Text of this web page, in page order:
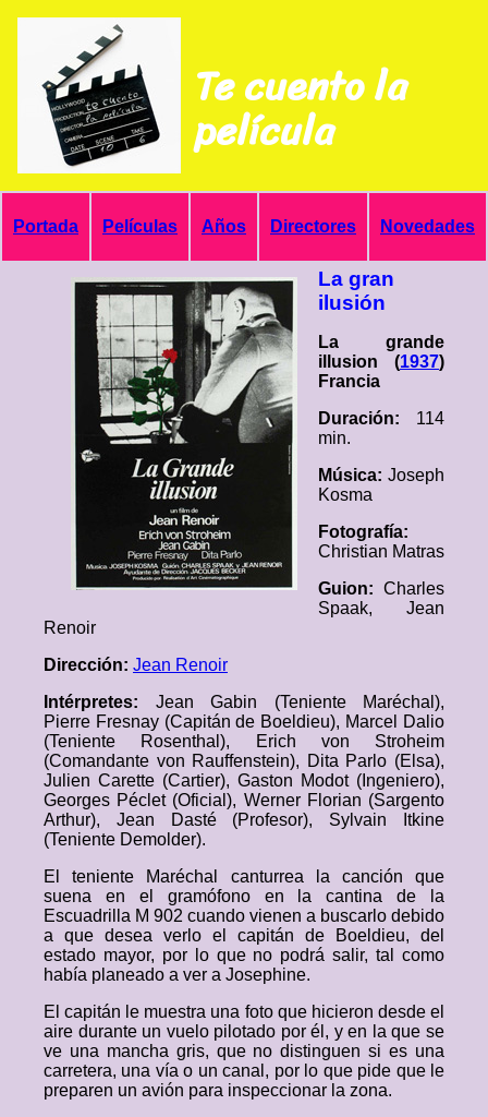
Te cuento la
película
Portada Películas Años Directores Novedades
La gran
ilusión
La grande
illusion (1937)
Francia
Duración: 114
min.
Música: Joseph
Kosma
Fotografía:
Christian Matras
Guion: Charles
Spaak, Jean
Renoir
Dirección: Jean Renoir
Intérpretes: Jean Gabin (Teniente Maréchal),
Pierre Fresnay (Capitán de Boeldieu), Marcel Dalio
(Teniente Rosenthal), Erich von Stroheim
(Comandante von Rauffenstein), Dita Parlo (Elsa),
Julien Carette (Cartier), Gaston Modot (Ingeniero),
Georges Péclet (Oficial), Werner Florian (Sargento
Arthur), Jean Dasté (Profesor), Sylvain Itkine
(Teniente Demolder).
El teniente Maréchal canturrea la canción que
suena en el gramófono en la cantina de la
Escuadrilla M 902 cuando vienen a buscarlo debido
a que desea verlo el capitán de Boeldieu, del
estado mayor, por lo que no podrá salir, tal como
había planeado a ver a Josephine.
El capitán le muestra una foto que hicieron desde el
aire durante un vuelo pilotado por él, y en la que se
ve una mancha gris, que no distinguen si es una
carretera, una vía o un canal, por lo que pide que le
preparen un avión para inspeccionar la zona.